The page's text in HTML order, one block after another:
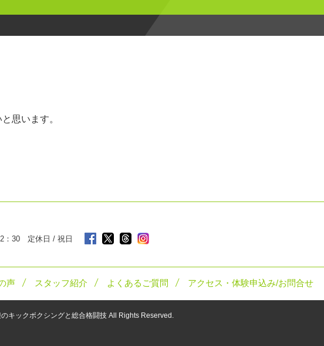
思います。
：30 定休日 / 祝日
声 スタッフ紹介 よくあるご質問 アクセス・体験申込み/お問合せ
キックボクシングと総合格闘技All Rights Reserved.